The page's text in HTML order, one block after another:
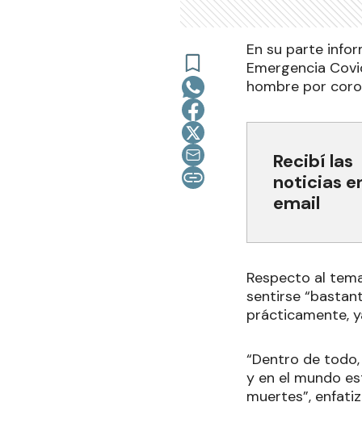
En su parte
Emergencia
hombre por
Recibí las
noticias
email
Respecto al
sentirse
prácticamente,
“Dentro de
y en el mundo
muertes”,